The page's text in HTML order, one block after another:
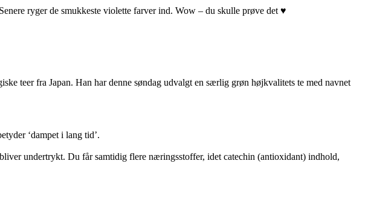
ryger de smukkeste violette farver ind. Wow – du skulle prøve det ♥
teer fra Japan. Han har denne søndag udvalgt en særlig grøn højkvalitets te med navnet
‘dampet i lang tid’.
undertrykt. Du får samtidig flere næringsstoffer, idet catechin (antioxidant) indhold,